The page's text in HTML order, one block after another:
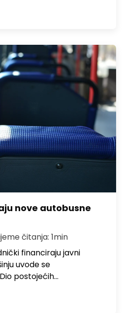
nove autobusne
čitanja: 1min
financiraju javni
uvode se
postojećih…